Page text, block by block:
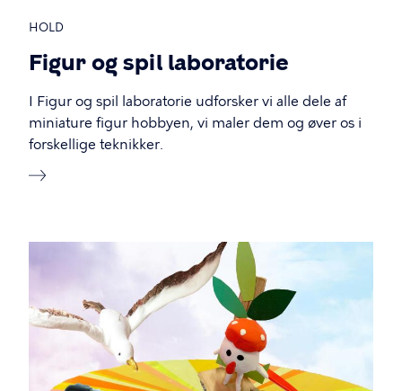
HOLD
Figur og spil laboratorie
I Figur og spil laboratorie udforsker vi alle dele af
miniature figur hobbyen, vi maler dem og øver os i
forskellige teknikker.